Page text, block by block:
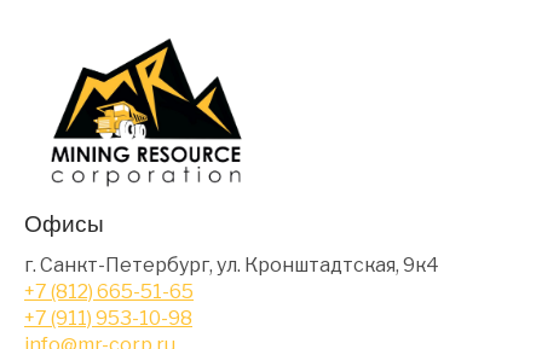
Офисы
г. Санкт-Петербург, ул. Кронштадтская, 9к4
+7 (812) 665-51-65
+7 (911) 953-10-98